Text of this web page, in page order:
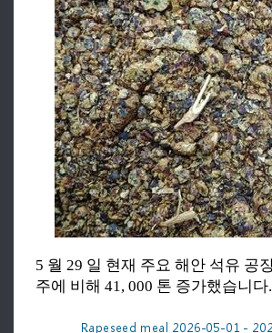
5 월 29 일 현재 주요 해안 석유 공
주에 비해 41, 000 톤 증가했습니다.